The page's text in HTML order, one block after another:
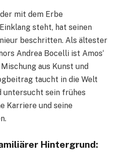
mit dem Erbe
steht, hat seinen
beschritten. Als ältester
Andrea Bocelli ist Amos‘
aus Kunst und
taucht in die Welt
untersucht sein frühes
Karriere und seine
Hintergrund: